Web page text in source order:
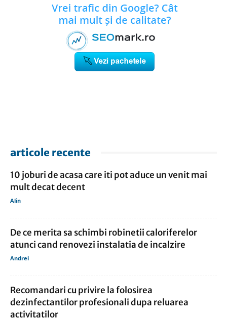
articole recente
10 joburi de acasa care iti pot aduce un venit mai
mult decat decent
Alin
De ce merita sa schimbi robinetii caloriferelor
atunci cand renovezi instalatia de incalzire
Andrei
Recomandari cu privire la folosirea
dezinfectantilor profesionali dupa reluarea
activitatilor